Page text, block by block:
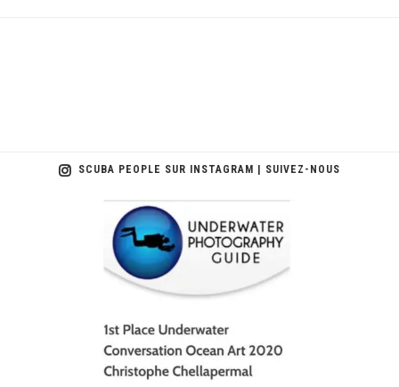
SCUBA PEOPLE SUR INSTAGRAM | SUIVEZ-NOUS
scuba_people_magazine